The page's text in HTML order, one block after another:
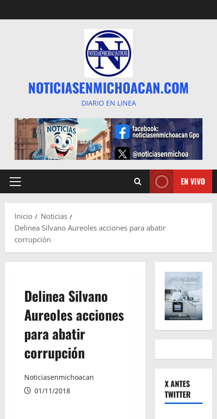
al
NOTICIASENMICHOACAN.COM
DIARIO EN LINEA
Menú
EN VIVO
Inicio
Noticias
Delinea Silvano Aureoles acciones para abatir
corrupción
Delinea Silvano
Aureoles acciones
para abatir
corrupción
Noticiasenmichoacan
01/11/2018
X ANTES
TWITTER